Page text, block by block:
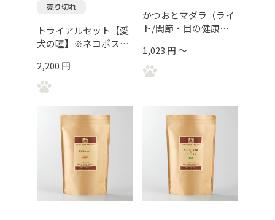
売り切れ
トライアルセット【愛
犬の瞳】※ネコポス送
2,200 円
かつおとマダラ（ライ
ト/関節・目の健康維
1,023 円 ～